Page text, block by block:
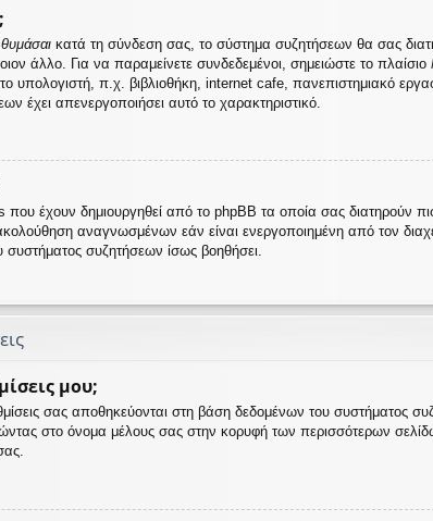
κατά τη σύνδεση σας, το σύστημα συζητήσεων θα σας
άλλο. Για να παραμείνετε συνδεδεμένοι, σημειώστε το πλαίσιο
υπολογιστή, π.χ. βιβλιοθήκη, internet cafe, πανεπιστημιακό
έχει απενεργοποιήσει αυτό το χαρακτηριστικό.
που έχουν δημιουργηθεί από το phpBB τα οποία σας διατηρούν
αναγνωσμένων εάν είναι ενεργοποιημένη από τον
συζητήσεων ίσως βοηθήσει.
μου;
σας αποθηκεύονται στη βάση δεδομένων του συστήματος
στο όνομα μέλους σας στην κορυφή των περισσότερων